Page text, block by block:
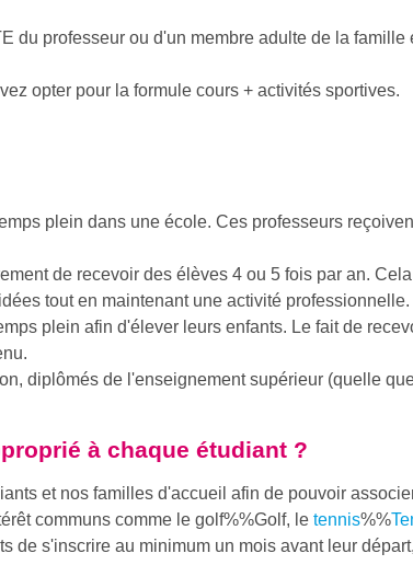
du professeur ou d'un membre adulte de la
opter pour la formule cours + activités sportives.
plein dans une école. Ces professeurs
de recevoir des élèves 4 ou 5 fois par an.
tout en maintenant une activité professionnelle.
plein afin d'élever leurs enfants. Le fait de
diplômés de l'enseignement supérieur (quelle
à chaque étudiant ?
et nos familles d'accueil afin de pouvoir
communs comme le golf%%Golf, le tennis%%
de s'inscrire au minimum un mois avant leur